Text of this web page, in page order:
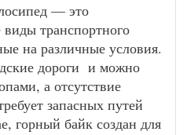
— это
транспортного
на различные условия.
дороги и можно
а отсутствие
запасных путей
горный байк создан для